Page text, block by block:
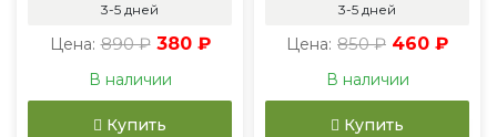
3-5 дней
Цена: 890 ₽ 380 ₽
В наличии
Купить
3-5 дней
Цена: 850 ₽ 460 ₽
В наличии
Купить